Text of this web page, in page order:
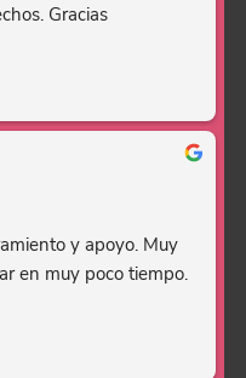
Gracias
y apoyo. Muy
en muy poco tiempo.